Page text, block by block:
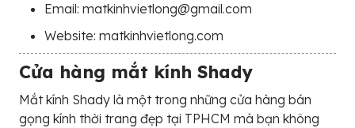
Email: matkinhvietlong@gmail.com
Website: matkinhvietlong.com
Cửa hàng mắt kính Shady
Mắt kính Shady là một trong những cửa hàng bán
gọng kính thời trang đẹp tại TPHCM mà bạn không